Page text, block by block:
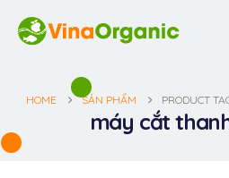
HOME SẢN PHẨM PRODUCT
máy cắt